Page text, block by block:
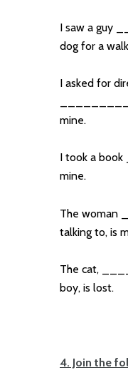
I saw a guy
dog for a
I asked for
_________
mine.
I took a
mine.
The woman
talking to, is
The cat,
boy, is lost.
4. Join the